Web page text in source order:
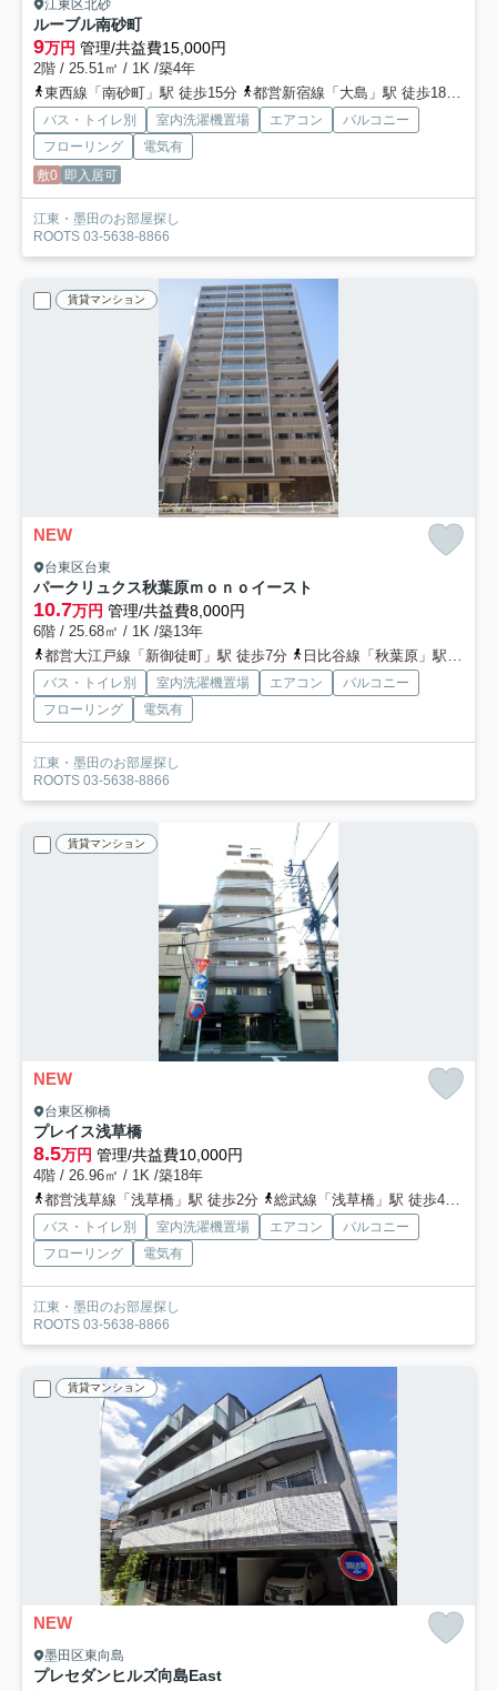
江東区北砂
ルーブル南砂町
9万円 管理/共益費15,000円
2階 / 25.51㎡ / 1K /築4年
東西線「南砂町」駅 徒歩15分
都営新宿線「大島」駅 徒歩18分
バス・トイレ別 室内洗濯機置場 エアコン
バルコニー
フローリング
電気有
敷0 即入居可
江東・墨田のお部屋探し
ROOTS 03-5638-8866
賃貸マンション
NEW
台東区台東
パークリュクス秋葉原ｍｏｎｏイースト
10.7万円 管理/共益費8,000円
6階 / 25.68㎡ / 1K /築13年
都営大江戸線「新御徒町」駅 徒歩7分
日比谷線「秋葉原」駅 徒歩12分
バス・トイレ別 室内洗濯機置場 エアコン
バルコニー
フローリング
電気有
江東・墨田のお部屋探し
ROOTS 03-5638-8866
賃貸マンション
NEW
台東区柳橋
プレイス浅草橋
8.5万円 管理/共益費10,000円
4階 / 26.96㎡ / 1K /築18年
都営浅草線「浅草橋」駅 徒歩2分
総武線「浅草橋」駅 徒歩4分
バス・トイレ別 室内洗濯機置場 エアコン
バルコニー
フローリング
電気有
江東・墨田のお部屋探し
ROOTS 03-5638-8866
賃貸マンション
NEW
墨田区東向島
プレセダンヒルズ向島East